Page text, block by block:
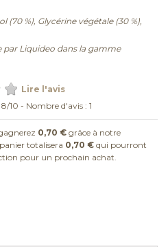
(70 %), Glycérine végétale (30 %),
par Liquideo dans la gamme
Lire l'avis
8/10 - Nombre d'avis : 1
0,70 € grâce à notre
totalisera 0,70 € qui pourront
pour un prochain achat.